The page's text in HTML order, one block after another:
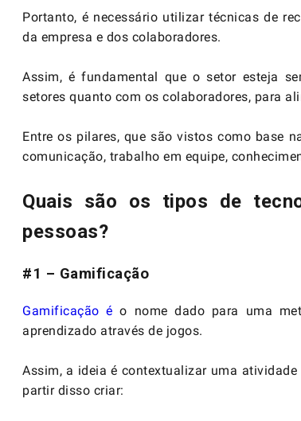
Portanto, é necessário utilizar técnicas de
da empresa e dos colaboradores.
Assim, é fundamental que o setor esteja
setores quanto com os colaboradores, para
Entre os pilares, que são vistos como base
comunicação, trabalho em equipe,
Quais são os tipos de
pessoas?
#1 – Gamificação
Gamificação é o nome dado para uma
aprendizado através de jogos.
Assim, a ideia é contextualizar uma
partir disso criar: